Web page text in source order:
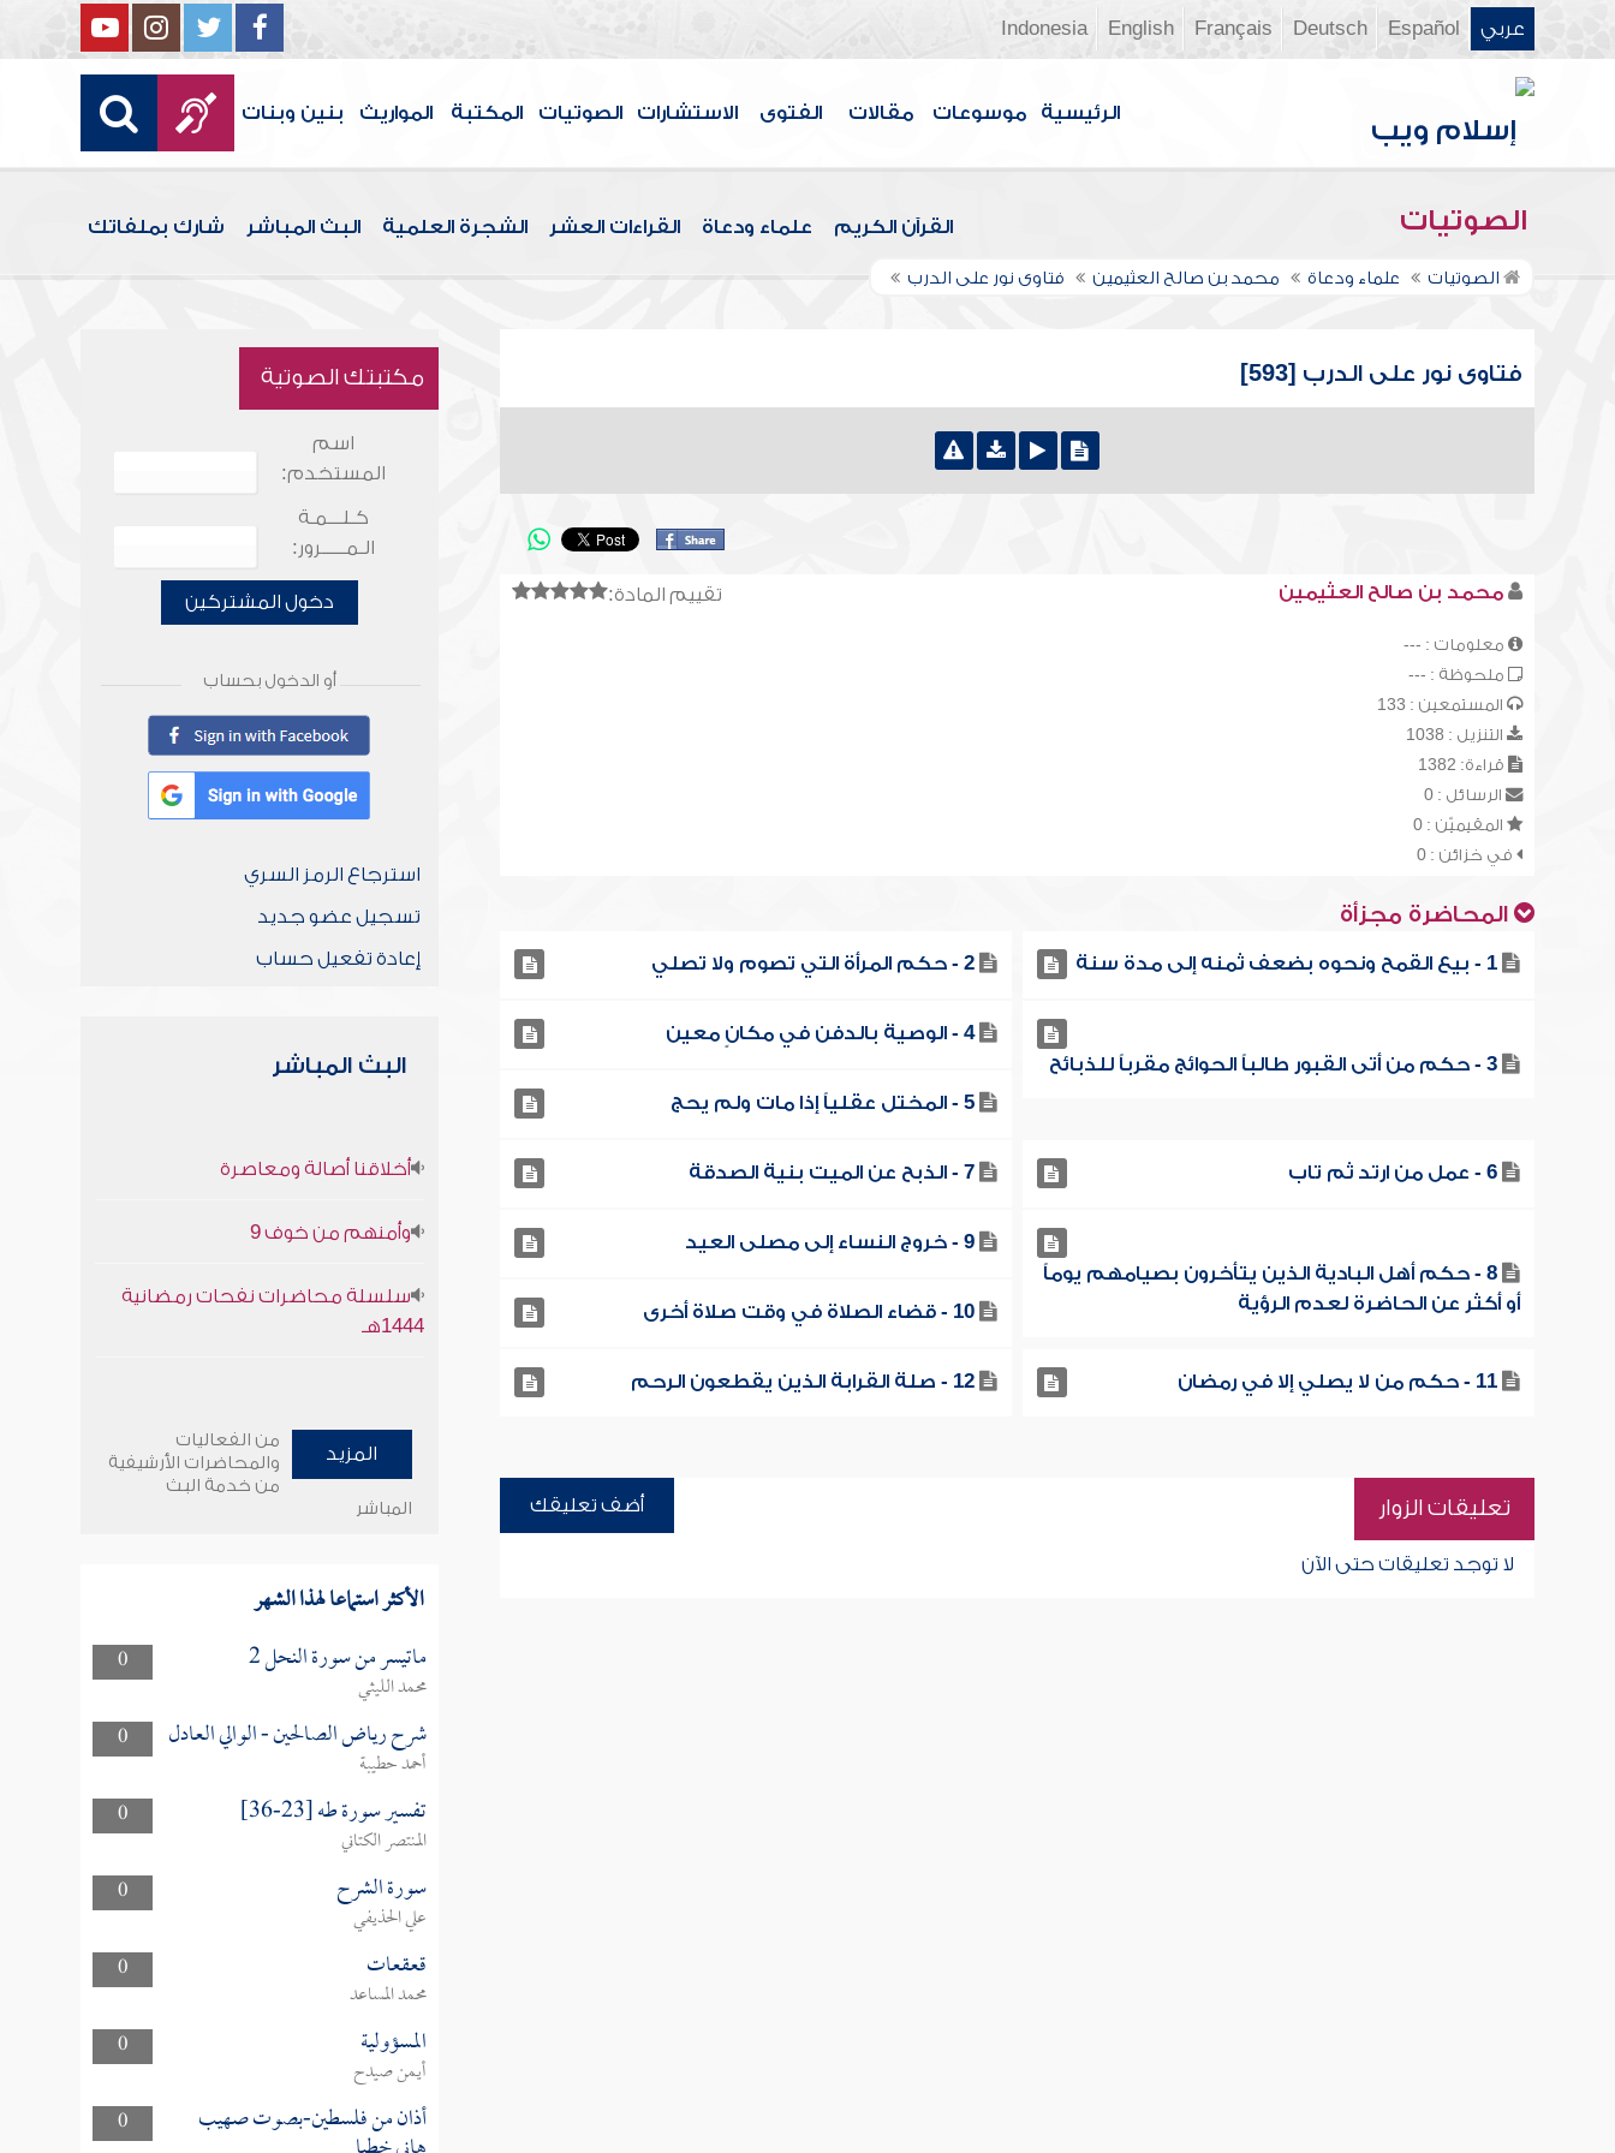
عربي Español
Deutsch
Français
English
Indonesia
الرئيسية موسوعات مقالات الفتوى الاستشارات الصوتيات المكتبة المواريث بنين وبنات
الصوتيات القرآن الكريم علماء ودعاة القراءات العشر الشجرة العلمية البث المباشر شارك بملفاتك
الصوتيات علماء ودعاة محمد بن صالح العثيمين فتاوى نور على الدرب
فتاوى نور على الدرب [593]
تقييم المادة: محمد بن صالح العثيمين
معلومات : ---
ملحوظة : ---
المستمعين : 133
التنزيل : 1038
قراءة: 1382
الرسائل : 0
المقيميّن : 0
في خزائن : 0
المحاضرة مجزأة
1 - بيع القمح ونحوه بضعف ثمنه إلى مدة سنة 2 - حكم المرأة التي تصوم ولا تصلي
3 - حكم من أتى القبور طالباً الحوائج مقرباً للذبائح
4 - الوصية بالدفن في مكانٍ معين
5 - المختل عقلياً إذا مات ولم يحج
6 - عمل من ارتد ثم تاب 7 - الذبح عن الميت بنية الصدقة
8 - حكم أهل البادية الذين يتأخرون بصيامهم يوماً
أو أكثر عن الحاضرة لعدم الرؤية
9 - خروج النساء إلى مصلى العيد
10 - قضاء الصلاة في وقت صلاة أخرى
11 - حكم من لا يصلي إلا في رمضان 12 - صلة القرابة الذين يقطعون الرحم
تعليقات الزوار أضف تعليقك
لا توجد تعليقات حتى الآن
مكتبتك الصوتية
اسم
المستخدم:
كـلـــمـة
الـمـــــرور:
دخول المشتركين
أو الدخول بحساب
استرجاع الرمز السري
تسجيل عضو جديد
إعادة تفعيل حساب
البث المباشر
أخلاقنا أصالة ومعاصرة
وأمنهم من خوف 9
سلسلة محاضرات نفحات رمضانية
1444هـ
المزيد
من الفعاليات
والمحاضرات الأرشيفية
من خدمة البث
المباشر
الأكثر استماعا لهذا الشهر
0 ماتيسر من سورة النحل 2
محمد الليثي
0
شرح رياض الصالحين - الوالي العادل
أحمد حطيبة
0
تفسير سورة طه [23-36]
المنتصر الكتاني
0
سورة الشرح
علي الحذيفي
0
قعقعات
محمد المساعد
0
المسؤولية
أيمن صيدح
0
أذان من فلسطين-بصوت صهيب